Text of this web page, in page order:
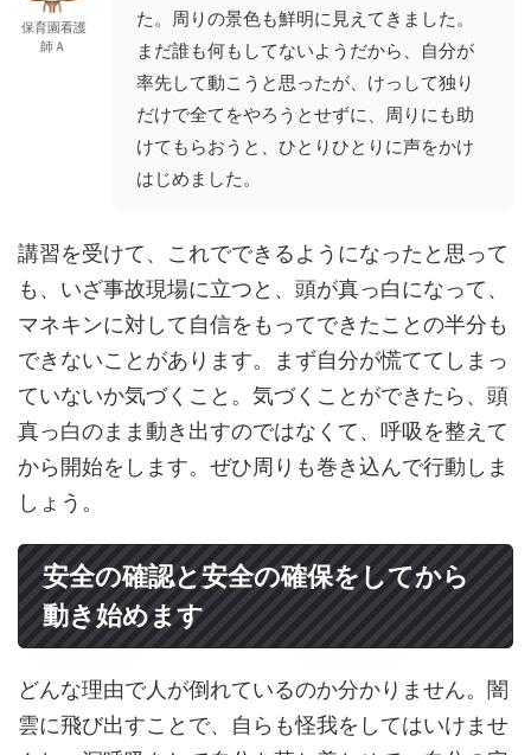
保育園看護
師Ａ
た。周りの景色も鮮明に見えてきました。
まだ誰も何もしてないようだから、自分が
率先して動こうと思ったが、けっして独り
だけで全てをやろうとせずに、周りにも助
けてもらおうと、ひとりひとりに声をかけ
はじめました。
講習を受けて、これでできるようになったと思って
も、いざ事故現場に立つと、頭が真っ白になって、
マネキンに対して自信をもってできたことの半分も
できないことがあります。まず自分が慌ててしまっ
ていないか気づくこと。気づくことができたら、頭
真っ白のまま動き出すのではなくて、呼吸を整えて
から開始をします。ぜひ周りも巻き込んで行動しま
しょう。
安全の確認と安全の確保をしてから
動き始めます
どんな理由で人が倒れているのか分かりません。闇
雲に飛び出すことで、自らも怪我をしてはいけませ